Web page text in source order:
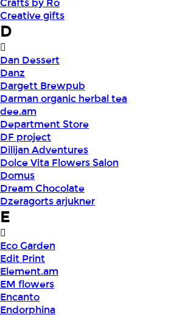
Crafts by Ro
Creative gifts
D
Dan Dessert
Danz
Dargett Brewpub
Darman organic herbal tea
dee.am
Department Store
DF project
Dilijan Adventures
Dolce Vita Flowers Salon
Domus
Dream Chocolate
Dzeragorts arjukner
E
Eco Garden
Edit Print
Element.am
EM flowers
Encanto
Endorphina